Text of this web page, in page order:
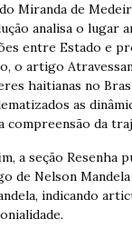
Miranda de
analisa o lugar
entre Estado e
o artigo
haitianas no
as
compreensão da
a seção Resenha
de Nelson
indicando